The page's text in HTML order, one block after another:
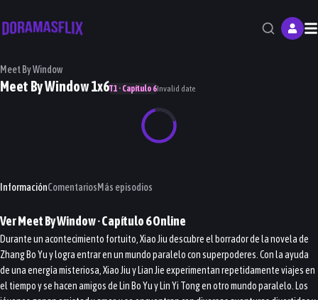
Meet By Window
Meet By Window 1x6T1 · Capítulo 6Invalid date
InformaciónComentariosMás episodios
VerMeet By Window· Capítulo6Online
Durante un acontecimiento fortuito, Xiao Jiu descubre el borrador de la novela de
Zhang Bo Yu y logra entrar en un mundo paralelo con superpoderes. Con la ayuda
de una energía misteriosa, Xiao Jiu y Lian Jie experimentan repetidamente viajes en
el tiempo y se hacen amigos de Lin Bo Yu y Lin Yi Tong en otro mundo paralelo. Los